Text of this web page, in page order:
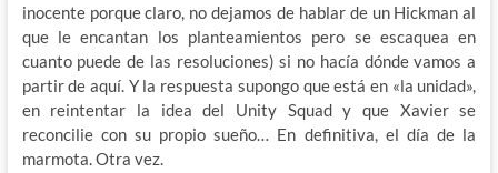
inocente porque claro, no dejamos de hablar de un Hickman al
que le encantan los planteamientos pero se escaquea en
cuanto puede de las resoluciones) si no hacía dónde vamos a
partir de aquí. Y la respuesta supongo que está en «la unidad»,
en reintentar la idea del Unity Squad y que Xavier se
reconcilie con su propio sueño… En definitiva, el día de la
marmota. Otra vez.